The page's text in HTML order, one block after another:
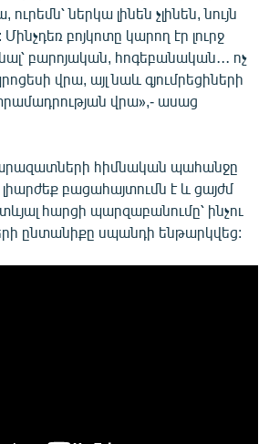
ներկա լինեն չլինեն, նույն
Մինչդեռ բոյկոտը կարող էր լուրջ
բարոյական, հոգեբանական․․․ ոչ
վրա, այլ նաև գյումրեցիների
վրա»,- ասաց
հիմնական պահանջը
բացահայտումն է և ցայժմ
հարցի պարզաբանումը՝ ինչու
ընտանիքը սպանդի ենթարկվեց: